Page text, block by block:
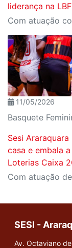
liderança na LBF
11/05/2026
Basquete
Sesi
casa e embala
Loterias Caixa
SESI -
Av. Octaviano